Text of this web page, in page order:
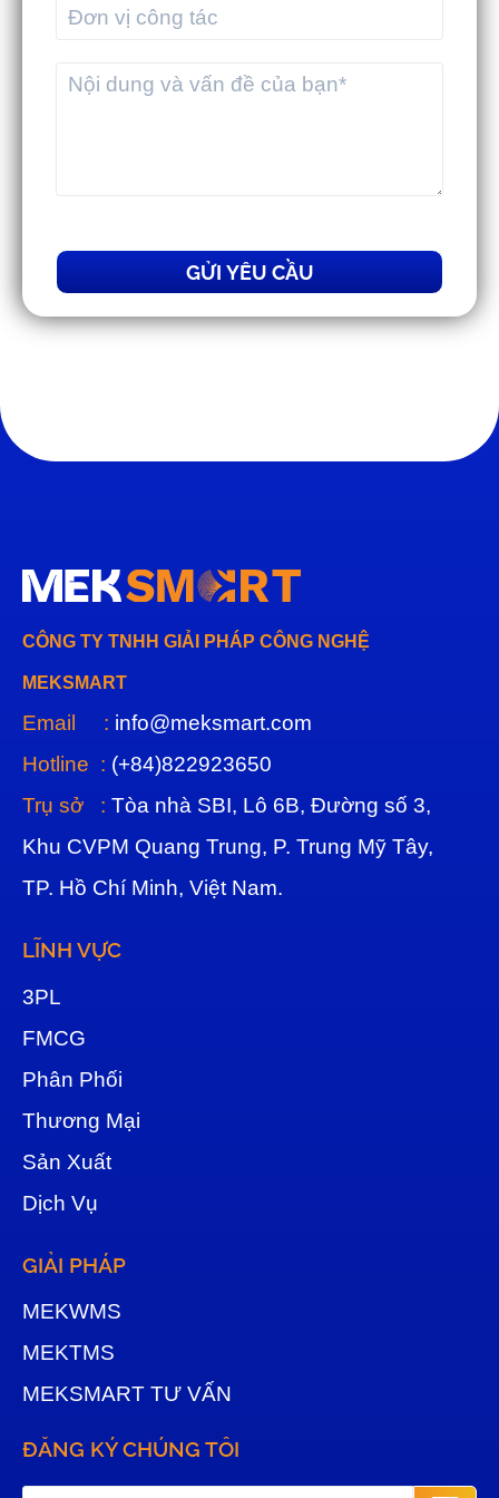
GỬI YÊU CẦU
CÔNG TY TNHH GIẢI PHÁP CÔNG NGHỆ
MEKSMART
Email : info@meksmart.com
Hotline : (+84)822923650
Trụ sở : Tòa nhà SBI, Lô 6B, Đường số 3,
Khu CVPM Quang Trung, P. Trung Mỹ Tây,
TP. Hồ Chí Minh, Việt Nam.
LĨNH VỰC
3PL
FMCG
Phân Phối
Thương Mại
Sản Xuất
Dịch Vụ
GIẢI PHÁP
MEKWMS
MEKTMS
MEKSMART TƯ VẤN
ĐĂNG KÝ CHÚNG TÔI